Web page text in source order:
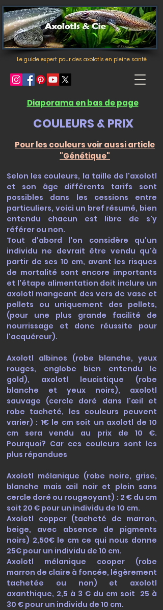
Le guide expert pour des axolotls en pleine santé
COULEURS & PRIX
Diaporama en bas de page
Pour les couleurs voir aussi article
"Génétique"
Selon les couleurs, la taille de l'axolotl
et son âge différents tarifs sont
possibles dans les cessions entre
particuliers, voici un bref résumé, bien
entendu chacun est libre de s'y
référer ou non.
Tout d'abord l'on considère qu'un
individu ne devrait être vendu qu'à
partir de ses 10 cm, avant les risques
de mortalité sont encore importants
et l'étape alimentation doit inclure un
axolotl mangeant des vers de vase et
pellets ou uniquement des pellets,
(pour une plus grande facilité de
nourrissage et donc réussite pour
l'acquéreur).
Axolotl albinos (robe blanche, yeux
rouges, englobe bien entendu le
gold), axolotl leucistique (robe
blanche et yeux noirs), axolotl
sauvage (cercle doré dans l'œil et
robe tacheté, les couleurs peuvent
varier) : 1€ le cm soit un axolotl de 10
cm sera vendu au prix de 10 €.
Pourquoi? Car ces couleurs sont les
plus répandues
Axolotl mélanique (robe noire, grise,
blanche mais œil noir et plein sans
cercle doré ou rougeoyant) : 2 € du cm
soit 20 € pour un individu de 10 cm.
Axolotl copper (tacheté de marron,
beige, avec absence de pigments
noirs) 2,50€ le cm ce qui nous donne
25€ pour un individu de 10 cm.
Axolotl mélanique cooper (robe
marron de claire à foncée, légèrement
tachetée ou non) et axolotl
axanthique, 2,5 à 3 € du cm soit 25 à
30 € pour un individu de 10 cm.